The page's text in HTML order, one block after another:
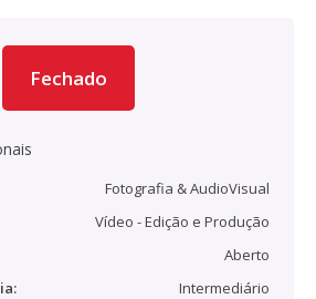
Fechado
Fotografia & AudioVisual
Vídeo - Edição e Produção
Aberto
Intermediário